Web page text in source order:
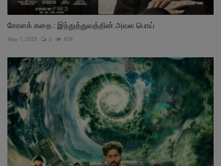
கேரளக் கதை : இந்துத்துவத்தின் அவல பொய்
May 7, 2023 0 439